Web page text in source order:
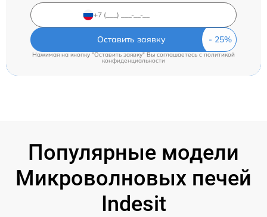
Оставить заявку
Нажимая на кнопку "Оставить заявку" Вы соглашаетесь cполитикой
конфиденциальности
Популярные модели
Микроволновых печей
Indesit